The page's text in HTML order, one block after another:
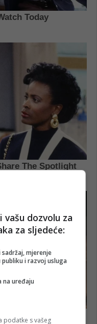
dozvolu za
za sljedeće:
mjerenje
publiku i razvoj usluga
na uređaju
podatke s vašeg